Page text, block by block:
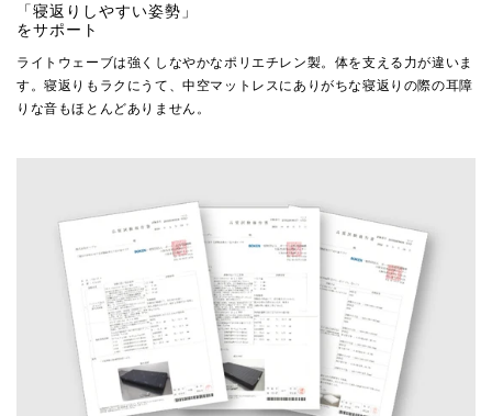
「寝返りしやすい姿勢」
をサポート
ライトウェーブは強くしなやかなポリエチレン製。体を支える力が違いま
す。寝返りもラクにうて、中空マットレスにありがちな寝返りの際の耳障
りな音もほとんどありません。